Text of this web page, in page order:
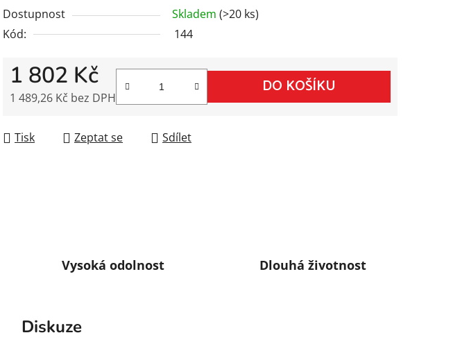
hvězdiček.
Dostupnost
Skladem (>20 ks)
Kód:
144
1 802 Kč
1 489,26 Kč bez DPH
DO KOŠÍKU
Tisk Zeptat se Sdílet
Vysoká odolnost Dlouhá životnost
Diskuze